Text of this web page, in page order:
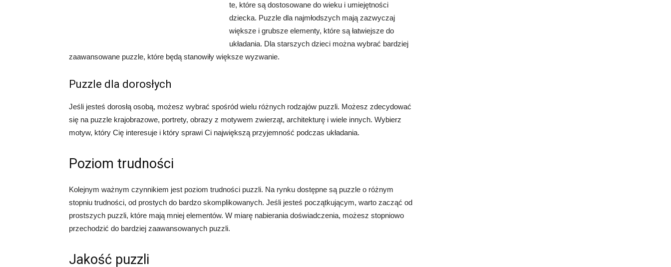
te, które są dostosowane do wieku i umiejętności
dziecka. Puzzle dla najmłodszych mają zazwyczaj
większe i grubsze elementy, które są łatwiejsze do
układania. Dla starszych dzieci można wybrać bardziej
zaawansowane puzzle, które będą stanowiły większe wyzwanie.
Puzzle dla dorosłych
Jeśli jesteś dorosłą osobą, możesz wybrać spośród wielu różnych rodzajów puzzli. Możesz zdecydować
się na puzzle krajobrazowe, portrety, obrazy z motywem zwierząt, architekturę i wiele innych. Wybierz
motyw, który Cię interesuje i który sprawi Ci największą przyjemność podczas układania.
Poziom trudności
Kolejnym ważnym czynnikiem jest poziom trudności puzzli. Na rynku dostępne są puzzle o różnym
stopniu trudności, od prostych do bardzo skomplikowanych. Jeśli jesteś początkującym, warto zacząć od
prostszych puzzli, które mają mniej elementów. W miarę nabierania doświadczenia, możesz stopniowo
przechodzić do bardziej zaawansowanych puzzli.
Jakość puzzli